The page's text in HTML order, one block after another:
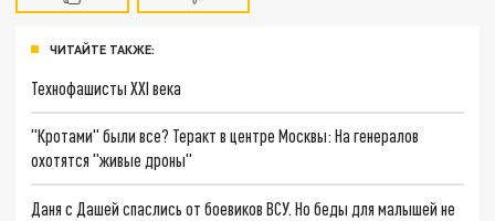
ЧИТАЙТЕ ТАКЖЕ:
Технофашисты XXI века
"Кротами" были все? Теракт в центре Москвы: На генералов
охотятся "живые дроны"
Даня с Дашей спаслись от боевиков ВСУ. Но беды для малышей не